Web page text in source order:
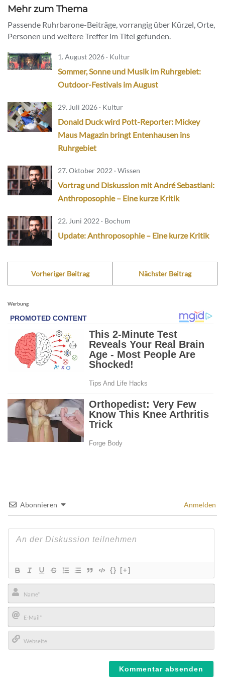
Mehr zum Thema
Passende Ruhrbarone-Beiträge, vorrangig über Kürzel, Orte,
Personen und weitere Treffer im Titel gefunden.
1. August 2026 · Kultur
Sommer, Sonne und Musik im Ruhrgebiet:
Outdoor-Festivals im August
29. Juli 2026 · Kultur
Donald Duck wird Pott-Reporter: Mickey
Maus Magazin bringt Entenhausen ins
Ruhrgebiet
27. Oktober 2022 · Wissen
Vortrag und Diskussion mit André Sebastiani:
Anthroposophie – Eine kurze Kritik
22. Juni 2022 · Bochum
Update: Anthroposophie – Eine kurze Kritik
Vorheriger Beitrag Nächster Beitrag
Werbung
Abonnieren Anmelden
{} [+]
Name*
E-
Mail*